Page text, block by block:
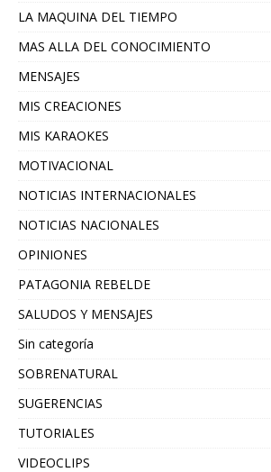
LA MAQUINA DEL TIEMPO
MAS ALLA DEL CONOCIMIENTO
MENSAJES
MIS CREACIONES
MIS KARAOKES
MOTIVACIONAL
NOTICIAS INTERNACIONALES
NOTICIAS NACIONALES
OPINIONES
PATAGONIA REBELDE
SALUDOS Y MENSAJES
Sin categoría
SOBRENATURAL
SUGERENCIAS
TUTORIALES
VIDEOCLIPS